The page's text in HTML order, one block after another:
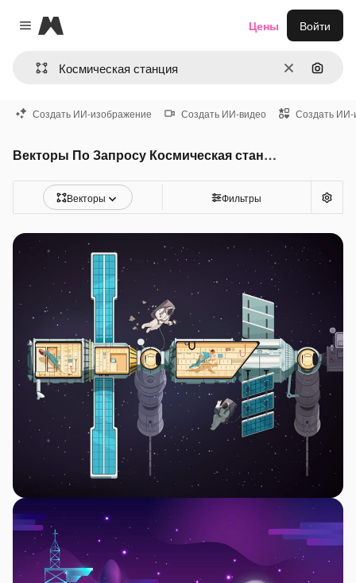
Close menu
Magnific
ОчиститьПоиск
Цены Войти
Создать ИИ-изображение Создать ИИ-видео Создать ИИ-
Векторы По Запросу Космическая станция
Векторы Фильтры